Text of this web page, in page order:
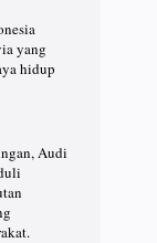
yang
hidup
Audi